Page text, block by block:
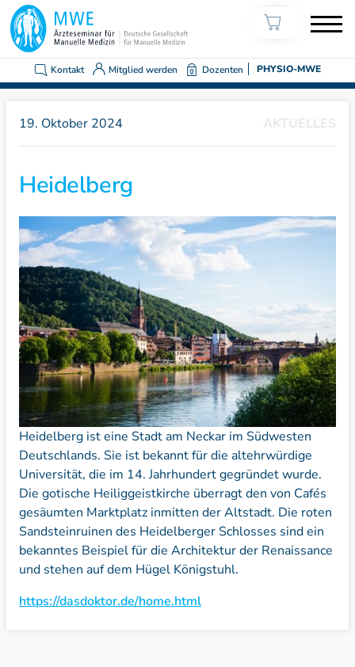
Kontakt Mitglied werden Dozenten PHYSIO-MWE
AKTUELLES
19. Oktober 2024
Heidelberg
Heidelberg ist eine Stadt am Neckar im Südwesten
Deutschlands. Sie ist bekannt für die altehrwürdige
Universität, die im 14. Jahrhundert gegründet wurde.
Die gotische Heiliggeistkirche überragt den von Cafés
gesäumten Marktplatz inmitten der Altstadt. Die roten
Sandsteinruinen des Heidelberger Schlosses sind ein
bekanntes Beispiel für die Architektur der Renaissance
und stehen auf dem Hügel Königstuhl.
https://dasdoktor.de/home.html